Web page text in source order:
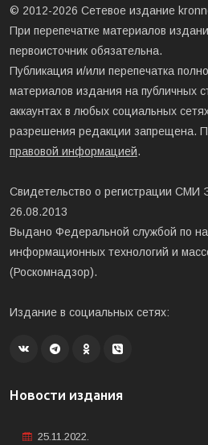
© 2012-2026 Сетевое издание
При перепечатке материалов
первоисточник обязательна.
Публикация и/или перепечатка
материалов издания на публичных
аккаунтах в любых социальных
разрешения редакции запрещена.
правовой информацией.
Свидетельство о регистрации
26.08.2013
Выдано Федеральной службой по
информационных технологий и
(Роскомнадзор).
Издание в социальных сетях:
Новости издания
25.11.2022.